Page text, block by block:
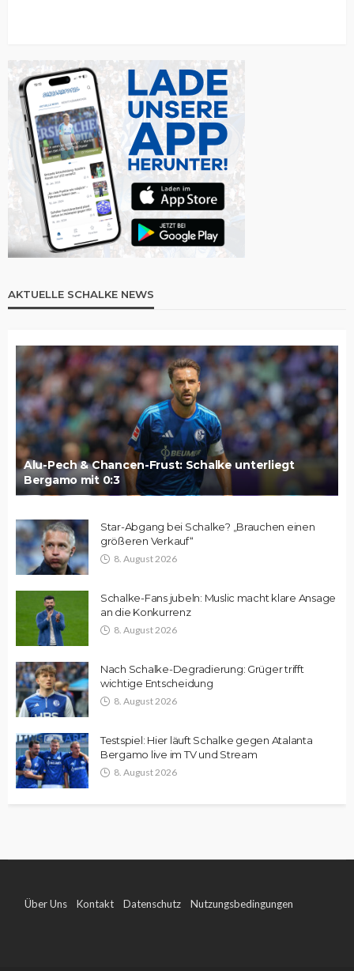
AKTUELLE SCHALKE NEWS
Alu-Pech & Chancen-Frust: Schalke unterliegt
Bergamo mit 0:3
Star-Abgang bei Schalke? „Brauchen einen
größeren Verkauf“
8. August 2026
Schalke-Fans jubeln: Muslic macht klare Ansage
an die Konkurrenz
8. August 2026
Nach Schalke-Degradierung: Grüger trifft
wichtige Entscheidung
8. August 2026
Testspiel: Hier läuft Schalke gegen Atalanta
Bergamo live im TV und Stream
8. August 2026
Über Uns Kontakt Datenschutz Nutzungsbedingungen